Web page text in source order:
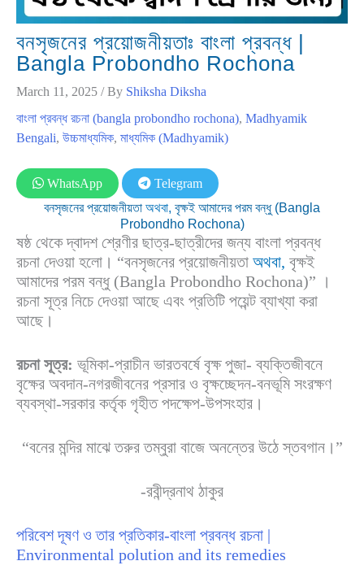
বনসৃজনের প্রয়োজনীয়তাঃ বাংলা প্রবন্ধ |
Bangla Probondho Rochona
March 11, 2025 / By Shiksha Diksha
বাংলা প্রবন্ধ রচনা (bangla probondho rochona), Madhyamik
Bengali, উচ্চমাধ্যমিক, মাধ্যমিক (Madhyamik)
WhatsApp
Telegram
বনসৃজনের প্রয়োজনীয়তা অথবা, বৃক্ষই আমাদের পরম বন্ধু (Bangla
Probondho Rochona)
ষষ্ঠ থেকে দ্বাদশ শ্রেণীর ছাত্র-ছাত্রীদের জন্য বাংলা প্রবন্ধ
রচনা দেওয়া হলো। “বনসৃজনের প্রয়োজনীয়তা অথবা, বৃক্ষই
আমাদের পরম বন্ধু (Bangla Probondho Rochona)” ।
রচনা সূত্র নিচে দেওয়া আছে এবং প্রতিটি পয়েন্ট ব্যাখ্যা করা
আছে।
রচনা সূত্র: ভূমিকা-প্রাচীন ভারতবর্ষে বৃক্ষ পুজা- ব্যক্তিজীবনে
বৃক্ষের অবদান-নগরজীবনের প্রসার ও বৃক্ষচ্ছেদন-বনভূমি সংরক্ষণ
ব্যবস্থা-সরকার কর্তৃক গৃহীত পদক্ষেপ-উপসংহার।
“বনের মন্দির মাঝে তরুর তম্বুরা বাজে অনন্তের উঠে স্তবগান।”
-রবীন্দ্রনাথ ঠাকুর
পরিবেশ দূষণ ও তার প্রতিকার-বাংলা প্রবন্ধ রচনা |
Environmental polution and its remedies